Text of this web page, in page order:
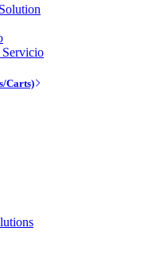
Servicio
Carts)